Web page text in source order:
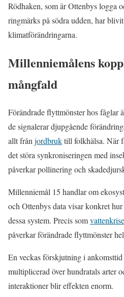
Rödhaken, som är Ottenbys logga
ringmärks på södra udden, har
klimatförändringarna.
Millenniemålens
mångfald
Förändrade flyttmönster hos fåglar
de signalerar djupgående
allt från jordbruktill folkhälsa. När
det störa synkroniseringen med
påverkar pollinering och
Millenniemål 15 handlar om
och Ottenbys data visar konkret
dessa system. Precis som
påverkar förändrade flyttmönster
En veckas förskjutning i
multiplicerad över hundratals arter
interaktioner blir effekten enorm.